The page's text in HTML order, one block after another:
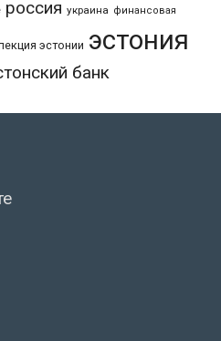
россия украина финансовая
эстонии эстония
банк